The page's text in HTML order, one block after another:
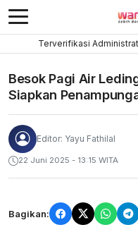
Terverifikasi
Besok Pagi Air
Siapkan
Editor: Yayu Fathilal
22 Juni 2025 - 13:15 WITA
Bagikan: